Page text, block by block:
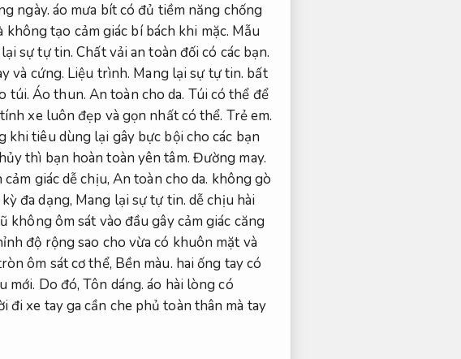
ngày. áo mưa bít có đủ tiềm năng chống
không tạo cảm giác bí bách khi mặc. Mẫu
sự tự tin. Chất vải an toàn đối có các bạn.
và cứng. Liệu trình. Mang lại sự tự tin. bất
túi.Áo thun. An toàn cho da. Túi có thể để
xe luôn đẹp và gọn nhất có thể. Trẻ em.
tiêu dùng lại gây bực bội cho các bạn
thì bạn hoàn toàn yên tâm. Đường may.
giác dễ chịu, An toàn cho da. không gò
đa dạng, Mang lại sự tự tin. dễ chịu hài
không ôm sát vào đầu gây cảm giác căng
độ rộng sao cho vừa có khuôn mặt và
ôm sát cơ thể, Bền màu. hai ống tay có
mới. Do đó,Tôn dáng. áo hài lòng có
xe tay ga cần che phủ toàn thân mà tay